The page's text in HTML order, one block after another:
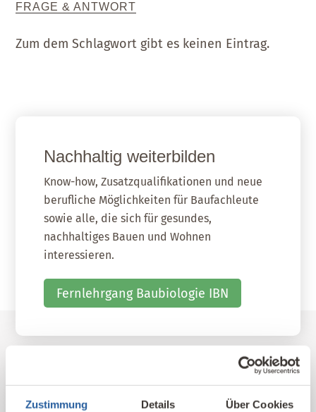
Zustimmung Details Über Cookies
FRAGE & ANTWORT
Zum dem Schlagwort gibt es keinen Eintrag.
Nachhaltig weiterbilden
Know-how, Zusatzqualifikationen und neue
berufliche Möglichkeiten für Baufachleute
sowie alle, die sich für gesundes,
nachhaltiges Bauen und Wohnen
interessieren.
Fernlehrgang Baubiologie IBN
Unser Kompetenz-Netzwerk